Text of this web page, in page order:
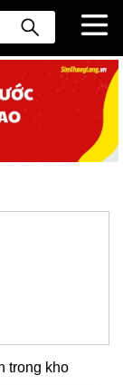
trong kho